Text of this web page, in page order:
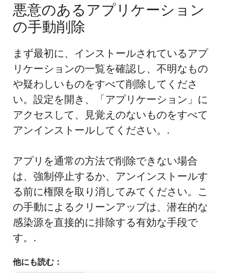
悪意のあるアプリケーション
の手動削除
まず最初に、インストールされているアプ
リケーションの一覧を確認し、不明なもの
や疑わしいものをすべて削除してくださ
い。設定を開き、「アプリケーション」に
アクセスして、見覚えのないものをすべて
アンインストールしてください。.
アプリを通常の方法で削除できない場合
は、強制停止するか、アンインストールす
る前に権限を取り消してみてください。こ
の手動によるクリーンアップは、潜在的な
感染源を直接的に排除する有効な手段で
す。.
他にも読む：